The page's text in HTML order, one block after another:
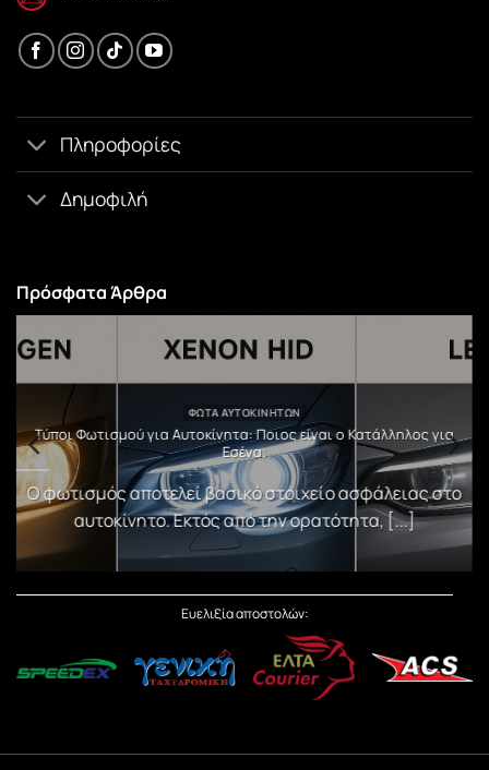
Πληροφορίες
Δημοφιλή
Πρόσφατα Άρθρα
ΦΏΤΑ ΑΥΤΟΚΙΝΉΤΩΝ
Τύποι Φωτισμού για Αυτοκίνητα: Ποιος είναι ο Κατάλληλος για
Εσένα;
Ο φωτισμός αποτελεί βασικό στοιχείο ασφάλειας στο
αυτοκίνητο. Εκτός από την ορατότητα, [...]
Ευελιξία αποστολών: